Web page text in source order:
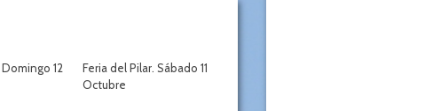
12
Feria del Pilar. Sábado 11
Octubre